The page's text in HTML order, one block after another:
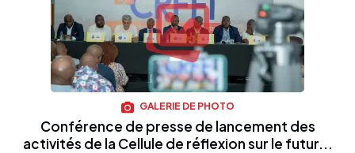
GALERIE DE PHOTO
Conférence de presse de lancement des
activités de la Cellule de réflexion sur le futur...